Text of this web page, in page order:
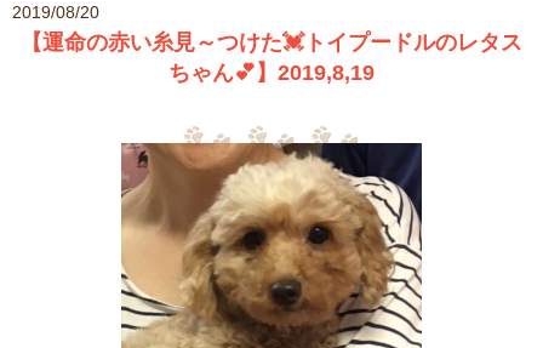
2019/08/20
【運命の赤い糸見～つけた💓トイプードルのレタス
ちゃん💕】2019,8,19